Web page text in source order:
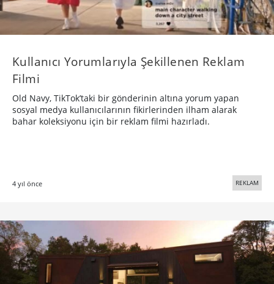
Kullanıcı Yorumlarıyla Şekillenen Reklam
Filmi
Old Navy, TikTok’taki bir gönderinin altına yorum yapan
sosyal medya kullanıcılarının fikirlerinden ilham alarak
bahar koleksiyonu için bir reklam filmi hazırladı.
4 yıl önce REKLAM